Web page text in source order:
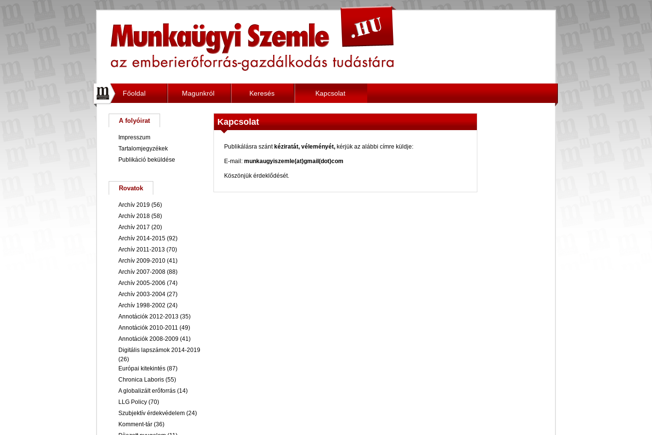
Főoldal Magunkról Keresés Kapcsolat
Kapcsolat
Publikálásra szánt kéziratát, véleményét, kérjük az alábbi címre küldje:
E-mail: munkaugyiszemle(at)gmail(dot)com
Köszönjük érdeklődését.
A folyóirat
Impresszum
Tartalomjegyzékek
Publikáció beküldése
Rovatok
Archív 2019 (56)
Archív 2018 (58)
Archív 2017 (20)
Archív 2014-2015 (92)
Archív 2011-2013 (70)
Archív 2009-2010 (41)
Archív 2007-2008 (88)
Archív 2005-2006 (74)
Archív 2003-2004 (27)
Archív 1998-2002 (24)
Annotációk 2012-2013 (35)
Annotációk 2010-2011 (49)
Annotációk 2008-2009 (41)
Digitális lapszámok 2014-2019
(26)
Európai kitekintés (87)
Chronica Laboris (55)
A globalizált erőforrás (14)
LLG Policy (70)
Szubjektív érdekvédelem (24)
Komment-tár (36)